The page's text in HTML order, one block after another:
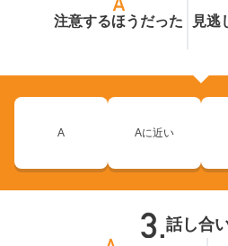
注意するほうだった
見逃
A Aに近い
話し合